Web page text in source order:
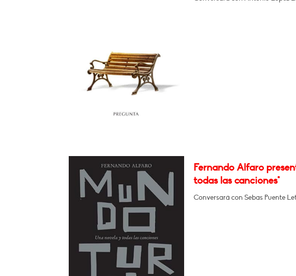
Fernando Alfaro
todas las canciones"
Conversará con Sebas Puente